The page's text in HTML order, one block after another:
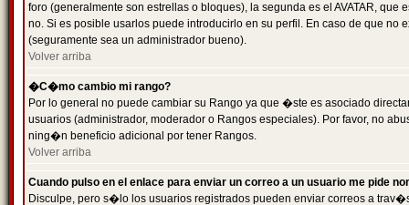
foro (generalmente son estrellas o bloques), la segunda es el AVATAR,
no. Si es posible usarlos puede introducirlo en su perfil. En caso de que
(seguramente sea un administrador bueno).
Volver arriba
�C�mo cambio mi rango?
Por lo general no puede cambiar su Rango ya que �ste es asociado
usuarios (administrador, moderador o Rangos especiales). Por favor, no
ning�n beneficio adicional por tener Rangos.
Volver arriba
Cuando pulso en el enlace para enviar un correo a un usuario me pide
Disculpe, pero s�lo los usuarios registrados pueden enviar correos a